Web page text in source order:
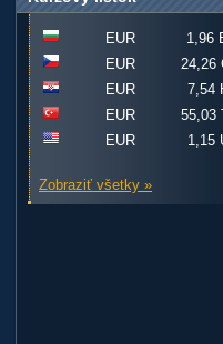
EUR
1,96
EUR
24,26
EUR
7,54
EUR
55,03
EUR
1,15
Zobraziť všetky »